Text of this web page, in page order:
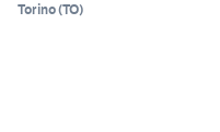
Torino(TO)